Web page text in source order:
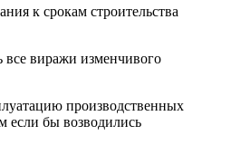
к срокам строительства
все виражи изменчивого
производственных
если бы возводились